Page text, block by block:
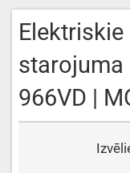
starojuma
966VD |